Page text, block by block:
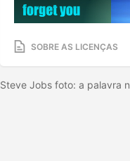
SOBRE AS LICENÇAS
Steve Jobs foto: a palavra